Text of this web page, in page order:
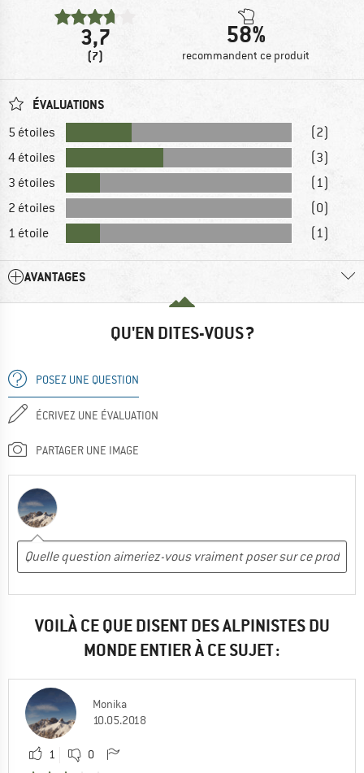
3,7
(7)
58%
recommandent ce produit
ÉVALUATIONS
5 étoiles
(2)
4 étoiles
(3)
3 étoiles
(1)
2 étoiles
(0)
1 étoile
(1)
AVANTAGES
QU'EN DITES-VOUS ?
POSEZ UNE QUESTION
ÉCRIVEZ UNE ÉVALUATION
PARTAGER UNE IMAGE
VOILÀ CE QUE DISENT DES ALPINISTES DU
MONDE ENTIER À CE SUJET :
Monika
10.05.2018
1 0